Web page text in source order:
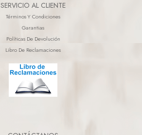
SERVICIO AL CLIENTE
Términos Y Condiciones
Garantias
Políticas De Devolución
Libro De Reclamaciones